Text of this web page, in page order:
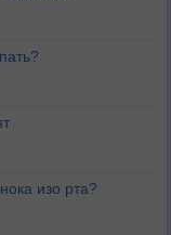
изо рта?